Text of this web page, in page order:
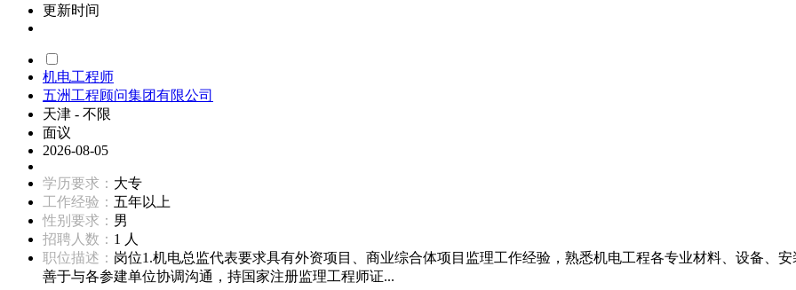
更新时间
机电工程师
五洲工程顾问集团有限公司
天津 - 不限
面议
2026-08-05
学历要求： 大专
工作经验： 五年以上
性别要求： 男
招聘人数： 1 人
职位描述： 岗位1.机电总监代表要求具有外资项目、商业综合体项目监理工作经验，熟悉机电工程各专业材料、设备、
善于与各参建单位协调沟通，持国家注册监理工程师证...